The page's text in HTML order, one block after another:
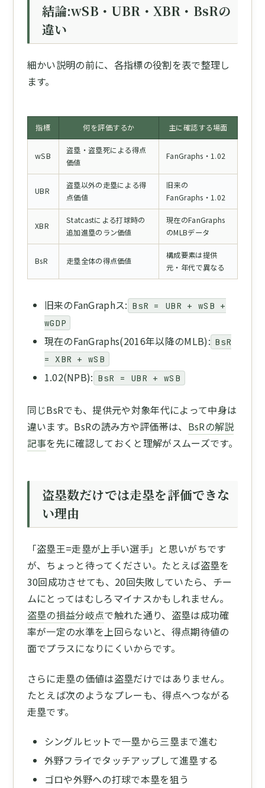
結論:wSB・UBR・XBR・BsRの
違い
細かい説明の前に、各指標の役割を表で整理し
ます。
指標 何を評価するか 主に確認する場面
wSB
盗塁・盗塁死による得点
価値
FanGraphs・1.02
UBR
盗塁以外の走塁による得
点価値
旧来の
FanGraphs・1.02
XBR
Statcastによる打球時の
追加進塁のラン価値
現在のFanGraphs
のMLBデータ
BsR 走塁全体の得点価値
構成要素は提供
元・年代で異なる
旧来のFanGraphス: BsR = UBR + wSB +
wGDP
現在のFanGraphs(2016年以降のMLB): BsR
= XBR + wSB
1.02(NPB): BsR = UBR + wSB
同じBsRでも、提供元や対象年代によって中身は
違います。BsRの読み方や評価帯は、 BsRの解説
記事を先に確認しておくと理解がスムーズです。
盗塁数だけでは走塁を評価できな
い理由
「盗塁王=走塁が上手い選手」と思いがちです
が、ちょっと待ってください。たとえば盗塁を
30回成功させても、20回失敗していたら、チー
ムにとってはむしろマイナスかもしれません。
盗塁の損益分岐点で触れた通り、盗塁は成功確
率が一定の水準を上回らないと、得点期待値の
面でプラスになりにくいからです。
さらに走塁の価値は盗塁だけではありません。
たとえば次のようなプレーも、得点へつながる
走塁です。
シングルヒットで一塁から三塁まで進む
外野フライでタッチアップして進塁する
ゴロや外野への打球で本塁を狙う